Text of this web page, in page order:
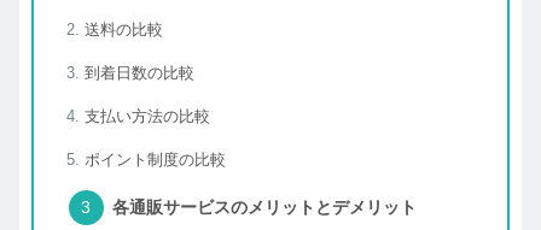
送料の比較
到着日数の比較
支払い方法の比較
ポイント制度の比較
各通販サービスのメリットとデメリット